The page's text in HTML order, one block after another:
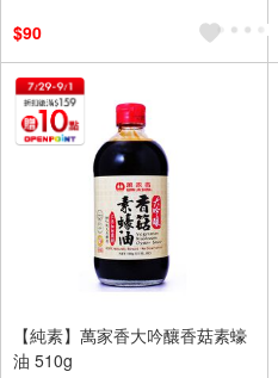
$90
【純素】萬家香大吟釀香菇素蠔
油 510g